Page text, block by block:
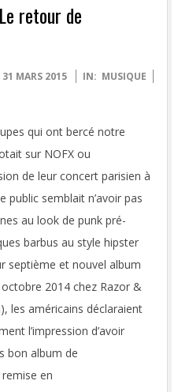
retour de
31 MARS 2015 IN: MUSIQUE
qui ont bercé notre
sur NOFX ou
de leur concert parisien à
public semblait n’avoir pas
au look de punk pré-
barbus au style hipster
septième et nouvel album
2014 chez Razor &
les américains déclaraient
l’impression d’avoir
bon album de
remise en